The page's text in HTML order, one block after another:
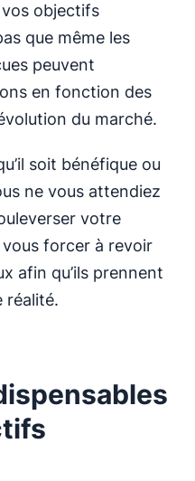
objectifs
que même les
peuvent
en fonction des
du marché.
soit bénéfique ou
ne vous attendiez
votre
forcer à revoir
afin qu’ils prennent
réalité.